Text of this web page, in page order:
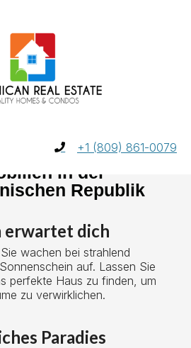
+1 (809) 861-0079
karibische Leben:
in der
Republik
erwartet dich
wachen bei strahlend
auf. Lassen Sie
perfekte Haus zu finden, um
zu verwirklichen.
Paradies